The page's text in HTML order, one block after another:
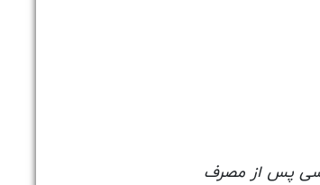
پس از مصرف